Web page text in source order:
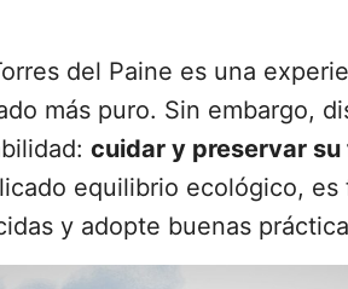
del Paine es una
más puro. Sin embargo,
cuidar y preservar
equilibrio ecológico,
y adopte buenas